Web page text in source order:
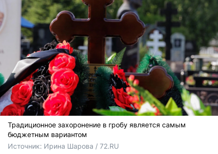
Традиционное захоронение в гробу является самым
бюджетным вариантом
Источник: Ирина Шарова / 72.RU